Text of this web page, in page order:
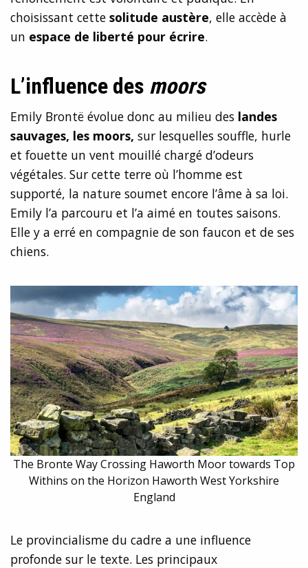
choisissant cette solitude austère, elle accède à
un espace de liberté pour écrire.
L’influence des moors
Emily Brontë évolue donc au milieu des landes
sauvages, les moors, sur lesquelles souffle, hurle
et fouette un vent mouillé chargé d’odeurs
végétales. Sur cette terre où l’homme est
supporté, la nature soumet encore l’âme à sa loi.
Emily l’a parcouru et l’a aimé en toutes saisons.
Elle y a erré en compagnie de son faucon et de ses
chiens.
The Bronte Way Crossing Haworth Moor towards Top
Withins on the Horizon Haworth West Yorkshire
England
Le provincialisme du cadre a une influence
profonde sur le texte. Les principaux